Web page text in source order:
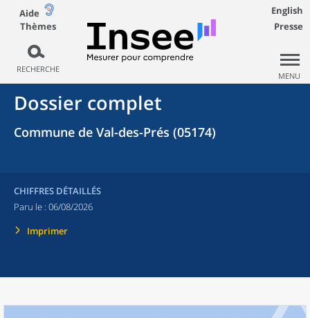
Aide
Thèmes
RECHERCHE
English
Presse
MENU
Dossier complet
Commune de Val-des-Prés (05174)
CHIFFRES DÉTAILLÉS
Paru le : 06/08/2026
Imprimer